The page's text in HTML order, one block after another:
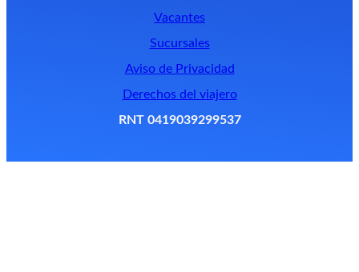
Vacantes
Sucursales
Aviso de Privacidad
Derechos del viajero
RNT 0419039299537